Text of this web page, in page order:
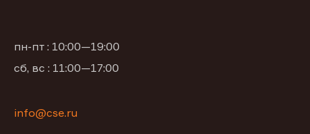
пн-пт : 10:00—19:00
сб, вс : 11:00—17:00
info@cse.ru